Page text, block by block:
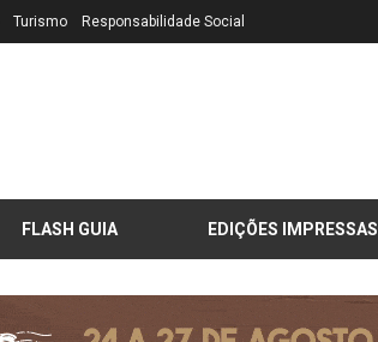
Turismo Responsabilidade Social
FLASH GUIA EDIÇÕES IMPRESSAS